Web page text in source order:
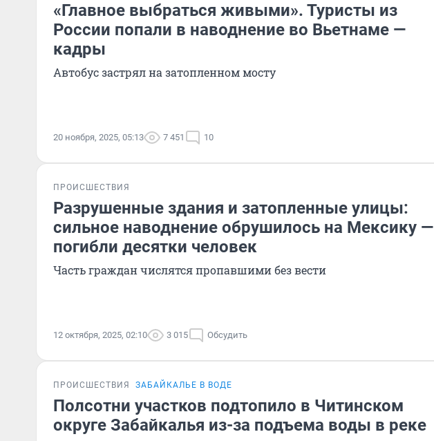
«Главное выбраться живыми». Туристы из
России попали в наводнение во Вьетнаме —
кадры
Автобус застрял на затопленном мосту
20 ноября, 2025, 05:13 7 451 10
ПРОИСШЕСТВИЯ
Разрушенные здания и затопленные улицы:
сильное наводнение обрушилось на Мексику —
погибли десятки человек
Часть граждан числятся пропавшими без вести
12 октября, 2025, 02:10 3 015 Обсудить
ПРОИСШЕСТВИЯ ЗАБАЙКАЛЬЕ В ВОДЕ
Полсотни участков подтопило в Читинском
округе Забайкалья из-за подъема воды в реке